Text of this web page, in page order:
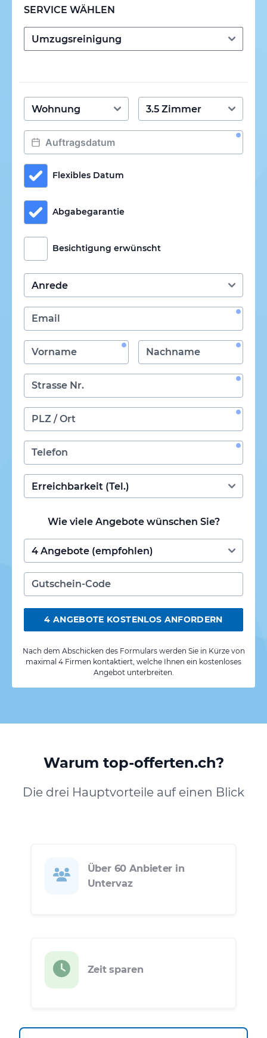
SERVICE WÄHLEN
Flexibles Datum
Abgabegarantie
Besichtigung erwünscht
Wie viele Angebote wünschen Sie?
4 ANGEBOTE KOSTENLOS ANFORDERN
Nach dem Abschicken des Formulars werden Sie in Kürze von
maximal 4 Firmen kontaktiert, welche Ihnen ein kostenloses
Angebot unterbreiten.
Warum top-offerten.ch?
Die drei Hauptvorteile auf einen Blick
Über 60 Anbieter in
Untervaz
Zeit sparen